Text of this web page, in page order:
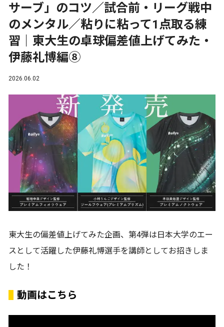
サーブ」のコツ／試合前・リーグ戦中
のメンタル／粘りに粘って1点取る練
習｜東大生の卓球偏差値上げてみた・
伊藤礼博編⑧
2026.06.02
東大生の偏差値上げてみた企画、第4弾は日本大学のエー
スとして活躍した伊藤礼博選手を講師としてお招きしま
した！
動画はこちら